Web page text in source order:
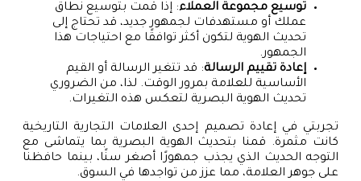
توسيع مجموعة العملاء: إذا قمت بتوسيع نطاق
عملك أو مستهدفات لجمهور جديد، قد تحتاج إلى
تحديث الهوية لتكون أكثر توافقًا مع احتياجات هذا
الجمهور.
إعادة تقييم الرسالة: قد تتغير الرسالة أو القيم
الأساسية للعلامة بمرور الوقت. لذا، من الضروري
تحديث الهوية البصرية لتعكس هذه التغيرات.
تجربتي في إعادة تصميم إحدى العلامات التجارية التاريخية
كانت مثمرة. قمنا بتحديث الهوية البصرية بما يتماشى مع
التوجه الحديث الذي يجذب جمهورًا أصغر سنًا، بينما حافظنا
على جوهر العلامة، مما عزز من تواجدها في السوق.